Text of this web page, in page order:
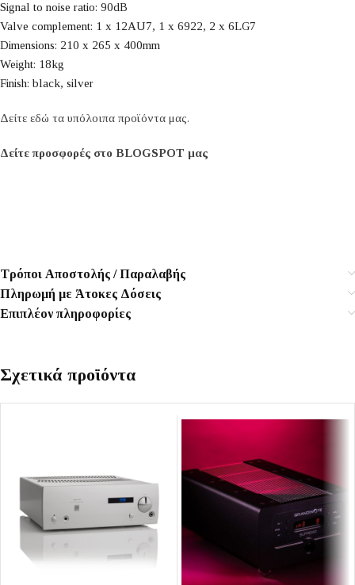
Signal to noise ratio: 90dB
Valve complement: 1 x 12AU7, 1 x 6922, 2 x 6LG7
Dimensions: 210 x 265 x 400mm
Weight: 18kg
Finish: black, silver
Δείτε εδώ τα υπόλοιπα προϊόντα μας.
Δείτε προσφορές στο BLOGSPOT μας
Τρόποι Αποστολής / Παραλαβής
Πληρωμή με Άτοκες Δόσεις
Επιπλέον πληροφορίες
Σχετικά προϊόντα